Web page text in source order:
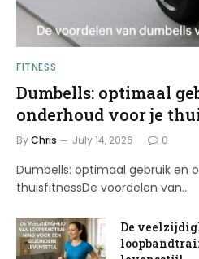
FITNESS
Dumbells: optimaal
onderhoud voor je
ByChris July 14, 2026 0
Dumbells: optimaal gebruik en
thuisfitnessDe voordelen van…
De